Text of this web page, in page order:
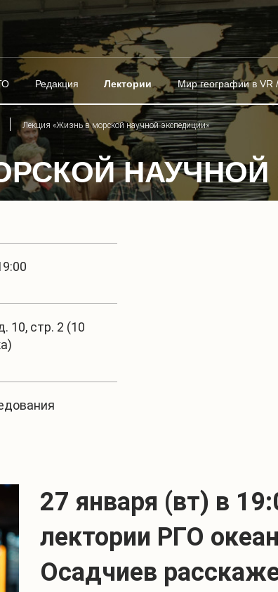
Редакция Лектории Мир географии в VR
Лекция «Жизнь в морской научной экспедиции»
НАУЧНОЙ
10, стр. 2 (10
27 января (вт) в
лектории РГО
Осадчиев